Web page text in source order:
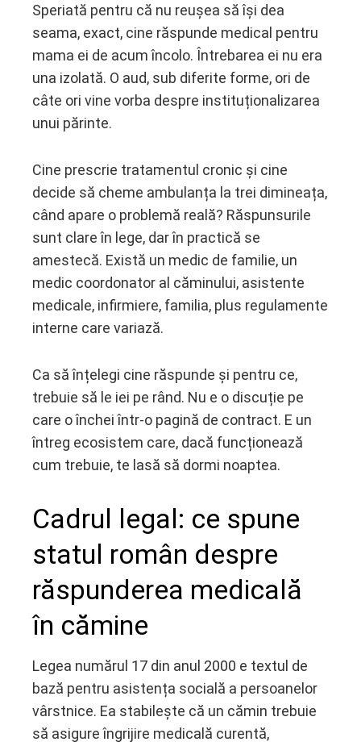
Speriată pentru că nu reușea să își dea
seama, exact, cine răspunde medical pentru
mama ei de acum încolo. Întrebarea ei nu era
una izolată. O aud, sub diferite forme, ori de
câte ori vine vorba despre instituționalizarea
unui părinte.
Cine prescrie tratamentul cronic și cine
decide să cheme ambulanța la trei dimineața,
când apare o problemă reală? Răspunsurile
sunt clare în lege, dar în practică se
amestecă. Există un medic de familie, un
medic coordonator al căminului, asistente
medicale, infirmiere, familia, plus regulamente
interne care variază.
Ca să înțelegi cine răspunde și pentru ce,
trebuie să le iei pe rând. Nu e o discuție pe
care o închei într-o pagină de contract. E un
întreg ecosistem care, dacă funcționează
cum trebuie, te lasă să dormi noaptea.
Cadrul legal: ce spune
statul român despre
răspunderea medicală
în cămine
Legea numărul 17 din anul 2000 e textul de
bază pentru asistența socială a persoanelor
vârstnice. Ea stabilește că un cămin trebuie
să asigure îngrijire medicală curentă,